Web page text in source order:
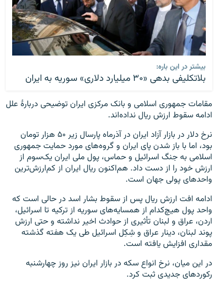
بیشتر در این باره:
بلاتکلیفی بدهی‌ «۳۰ میلیارد دلاری» سوریه به ایران
مقامات جمهوری اسلامی و بانک مرکزی ایران توضیحی دربارهٔ علل
ادامه سقوط ارزش ریال نداده‌اند.
نرخ دلار در بازار آزاد ایران در آذرماه پارسال زیر ۵۰ هزار تومان
بود، اما با باز شدن پای ایران و گروه‌های مورد حمایت جمهوری
اسلامی به جنگ اسرائیل و حماس، پول ملی ایران یک‌سوم از
ارزش خود را از دست داد. هم‌اکنون ریال ایران از کم‌ارزش‌ترین
واحدهای پولی جهان است.
ادامه افت ارزش ریال پس از سقوط بشار اسد در حالی است که
واحد پول هیچ‌کدام از همسایه‌های سوریه از ترکیه تا اسرائیل،
اردن، عراق و لبنان تأثیری از حوادث اخیر نداشته و حتی ارزش
پوند لبنان، دینار عراق و شِکِل اسرائیل طی یک هفته گذشته
مقداری افزایش یافته است.
در این میان، نرخ انواع سکه در بازار ایران نیز روز چهارشنبه
رکوردهای جدیدی ثبت کرد.